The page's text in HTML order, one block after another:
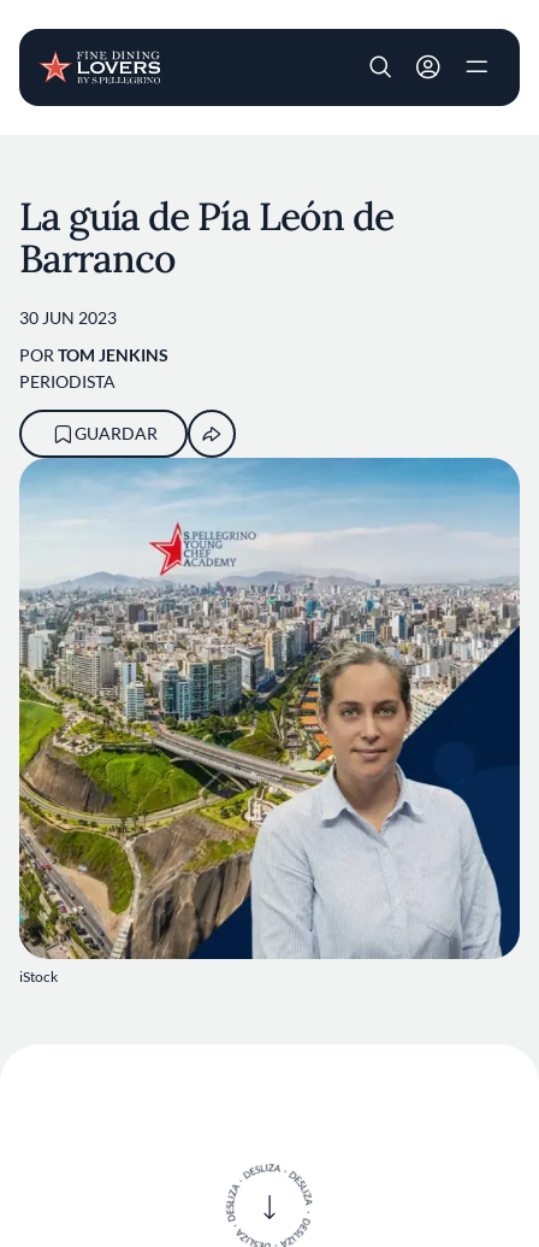
User account
iStock
La guía de Pía León de
Barranco
30 JUN 2023
POR TOM JENKINS
PERIODISTA
GUARDAR